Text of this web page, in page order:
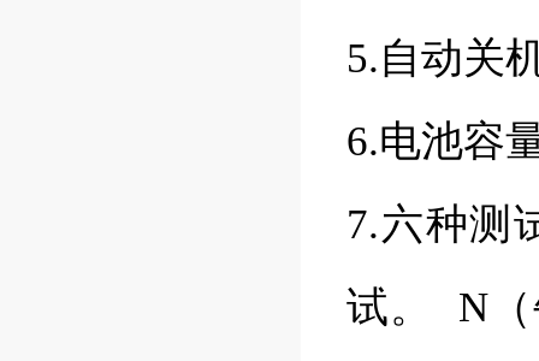
5.自动关
6.电池容
7.六种测
试。 N（